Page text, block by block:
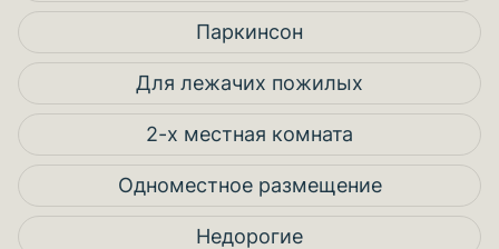
Паркинсон
Для лежачих пожилых
2-х местная комната
Одноместное размещение
Недорогие